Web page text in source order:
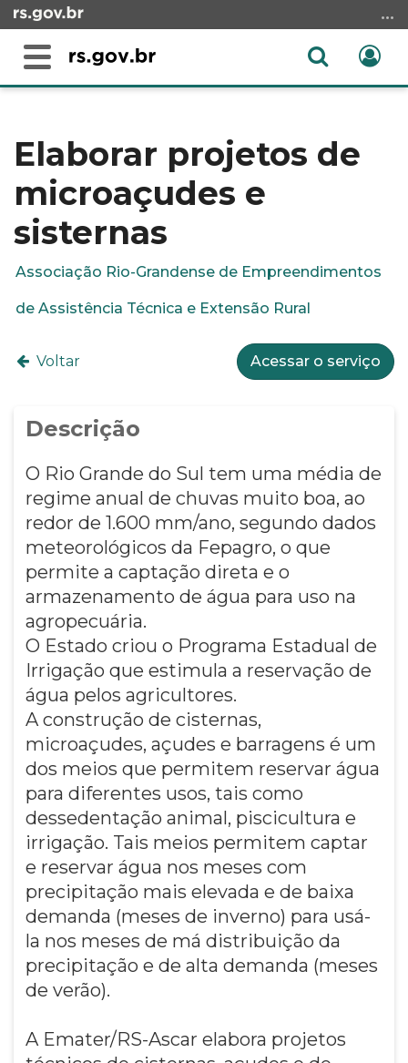
para
conteúdo
menu
para
busca
Alterna
Abrir
conteúdo
Elaborar projetos de
microaçudes e
sisternas
Associação Rio-Grandense de Empreendimentos
de Assistência Técnica e Extensão Rural
Voltar Acessar o serviço
Descrição
O Rio Grande do Sul tem uma média de
regime anual de chuvas muito boa, ao
redor de 1.600 mm/ano, segundo dados
meteorológicos da Fepagro, o que
permite a captação direta e o
armazenamento de água para uso na
agropecuária.
O Estado criou o Programa Estadual de
Irrigação que estimula a reservação de
água pelos agricultores.
A construção de cisternas,
microaçudes, açudes e barragens é um
dos meios que permitem reservar água
para diferentes usos, tais como
dessedentação animal, piscicultura e
irrigação. Tais meios permitem captar
e reservar água nos meses com
precipitação mais elevada e de baixa
demanda (meses de inverno) para usá-
la nos meses de má distribuição da
precipitação e de alta demanda (meses
de verão).
A Emater/RS-Ascar elabora projetos